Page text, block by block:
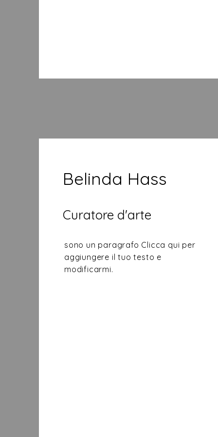
Belinda Hass
Curatore d'arte
sono un paragrafo Clicca qui per
aggiungere il tuo testo e
modificarmi.